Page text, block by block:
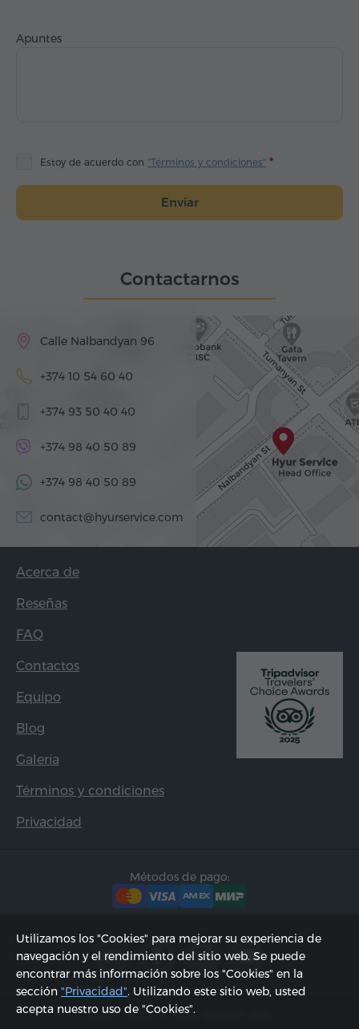
Apuntes
Estoy de acuerdo con "Términos y condiciones"
Enviar
Contactarnos
Calle Nalbandyan 96
+374 10 54 60 40
+374 93 50 40 40
+374 98 40 50 89
+374 98 40 50 89
contact@hyurservice.com
Acerca de
Reseñas
FAQ
Contactos
Equipo
Blog
Galería
Términos y condiciones
Privacidad
Métodos de pago:
2002 - 2026, © "Hyur Service" SRL;
Utilizamos los "Cookies" para mejorar su experiencia de
navegación y el rendimiento del sitio web. Se puede
encontrar más información sobre los "Cookies" en la
sección "Privacidad". Utilizando este sitio web, usted
acepta nuestro uso de "Cookies".